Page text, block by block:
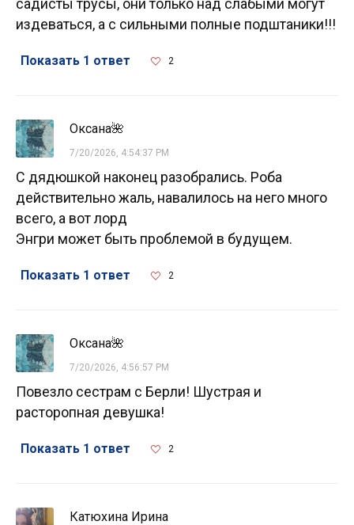
издеваться, а с сильными полные подштаники!!!
Показать 1 ответ 2
Оксана🌺
7/20/2026, 4:54:37 PM
С дядюшкой наконец разобрались. Роба
действительно жаль, навалилось на него много
всего, а вот лорд
Энгри может быть проблемой в будущем.
Показать 1 ответ 2
Оксана🌺
7/20/2026, 4:56:57 PM
Повезло сестрам с Берли! Шустрая и
расторопная девушка!
Показать 1 ответ 2
Катюхина Ирина